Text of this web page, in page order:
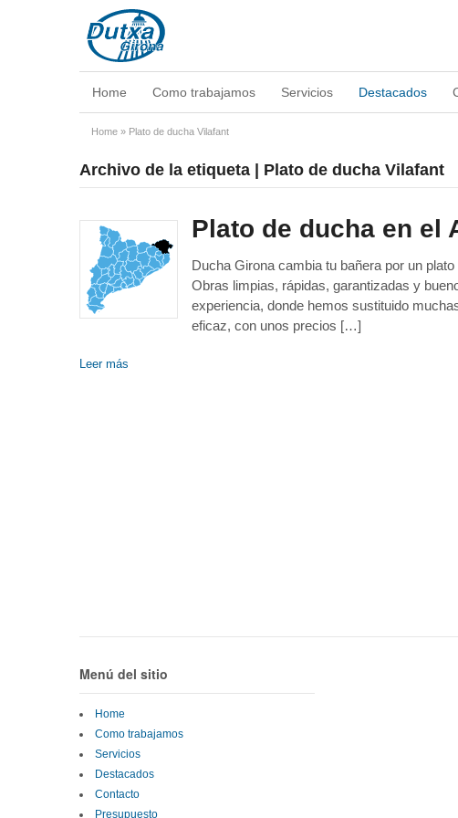
Home Como trabajamos Servicios Destacados
Home » Plato de ducha Vilafant
Archivo de la etiqueta | Plato de ducha Vilafant
Plato de ducha en el
Ducha Girona cambia tu bañera por un
Obras limpias, rápidas, garantizadas y
experiencia, donde hemos sustituido
eficaz, con unos precios […]
Leer más
Menú del sitio
Home
Como trabajamos
Servicios
Destacados
Contacto
Presupuesto